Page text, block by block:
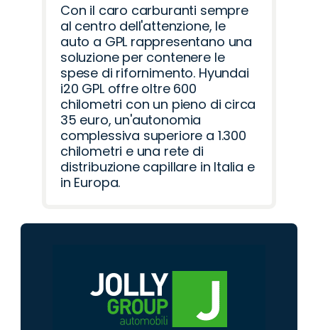
Con il caro carburanti sempre
al centro dell'attenzione, le
auto a GPL rappresentano una
soluzione per contenere le
spese di rifornimento. Hyundai
i20 GPL offre oltre 600
chilometri con un pieno di circa
35 euro, un'autonomia
complessiva superiore a 1.300
chilometri e una rete di
distribuzione capillare in Italia e
in Europa.